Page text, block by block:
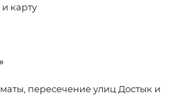
карту
пересечение улиц Достык и